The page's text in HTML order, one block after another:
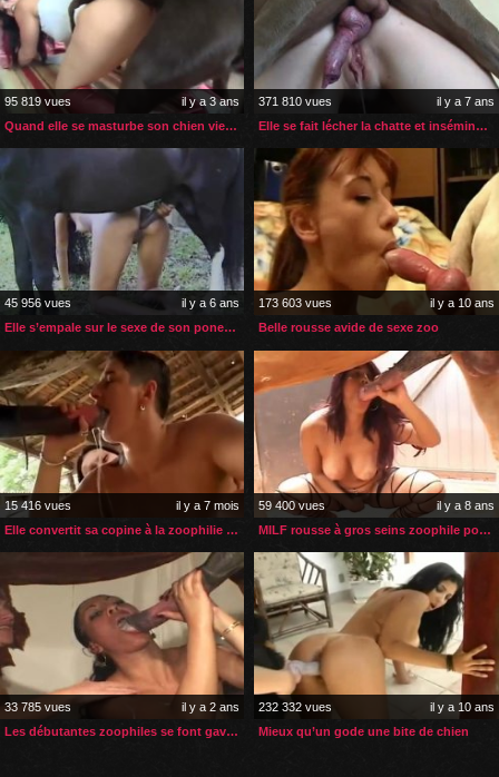
95 819 vues
il y a 3 ans
Quand elle se masturbe son chien vient l’aider à la faire jouir
371 810 vues
il y a 7 ans
Elle se fait lécher la chatte et inséminée en levrette
45 956 vues
il y a 6 ans
Elle s’empale sur le sexe de son poney jusqu’à l’orgasme
173 603 vues
il y a 10 ans
Belle rousse avide de sexe zoo
15 416 vues
il y a 7 mois
Elle convertit sa copine à la zoophilie avec son cheval
59 400 vues
il y a 8 ans
MILF rousse à gros seins zoophile pour la première fois
33 785 vues
il y a 2 ans
Les débutantes zoophiles se font gaver de sperme de cheval
232 332 vues
il y a 10 ans
Mieux qu’un gode une bite de chien